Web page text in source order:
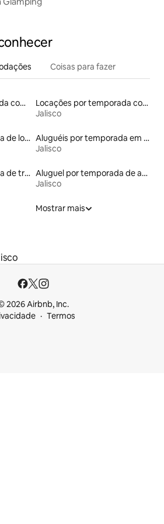
Coisas para fazer
Aluguéis por temporada com acesso ao lago
Locações por temporada com piscina
Jalisco
Aluguel por temporada de lofts
Aluguéis por temporada em resorts
Jalisco
Aluguel por temporada de trailers
Aluguel por temporada de apart-hotéis
Jalisco
Mostrar mais
2026 Airbnb, Inc.
Termos